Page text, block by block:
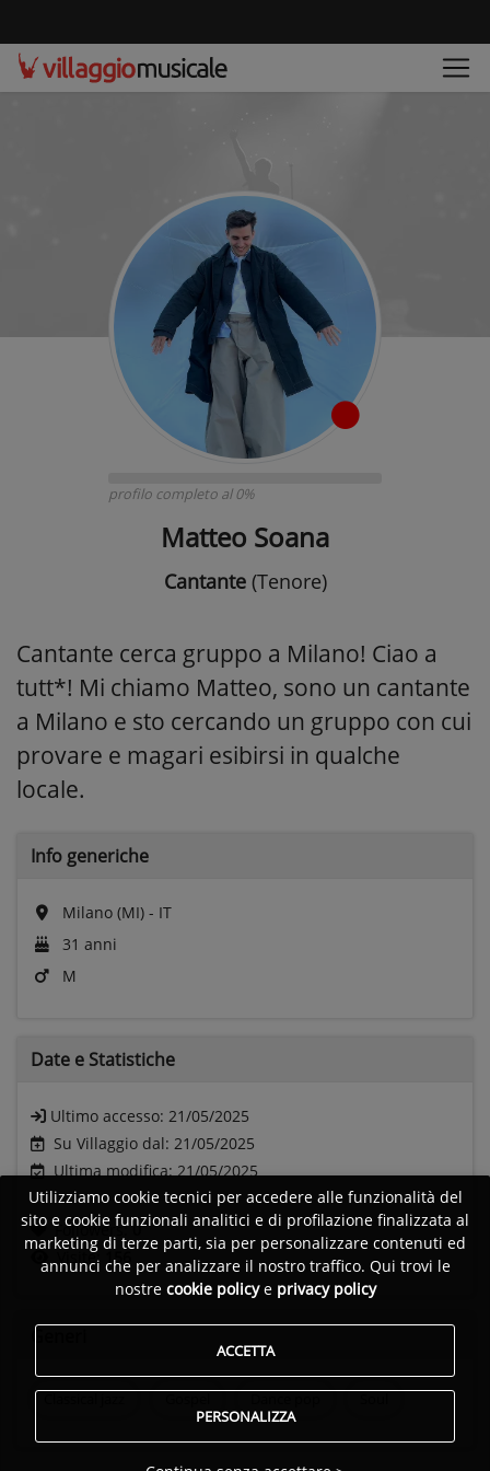
profilo completo al 0%
Matteo Soana
Cantante(Tenore)
Cantante cerca gruppo a Milano! Ciao a
tutt*! Mi chiamo Matteo, sono un cantante
a Milano e sto cercando un gruppo con cui
provare e magari esibirsi in qualche
locale.
Info generiche
Milano (MI) - IT
31 anni
M
Date e Statistiche
Ultimo accesso: 21/05/2025
Su Villaggio dal: 21/05/2025
Ultima modifica: 21/05/2025
Followers:0
Visite:
156
Generi
Utilizziamo cookie tecnici per accedere alle funzionalità del
sito e cookie funzionali analitici e di profilazione finalizzata al
marketing di terze parti, sia per personalizzare contenuti ed
annunci che per analizzare il nostro traffico. Qui trovi le
nostre cookie policye privacy policy
ACCETTA
PERSONALIZZA